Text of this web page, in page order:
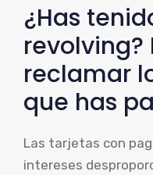
¿Has
revolving?
reclamar
que has
Las tarjetas con
intereses